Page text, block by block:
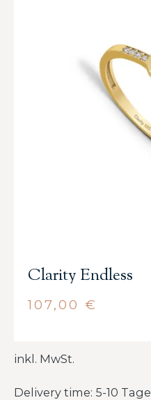
Clarity Endless
107,00 €
inkl. MwSt.
Delivery time: 5-10 Tage